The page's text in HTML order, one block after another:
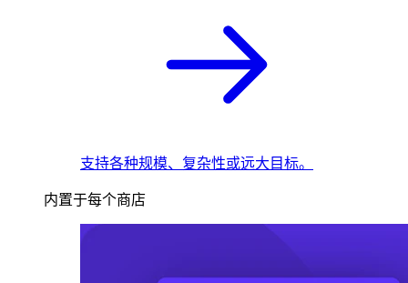
支持各种规模、复杂性或远大目标。
内置于每个商店